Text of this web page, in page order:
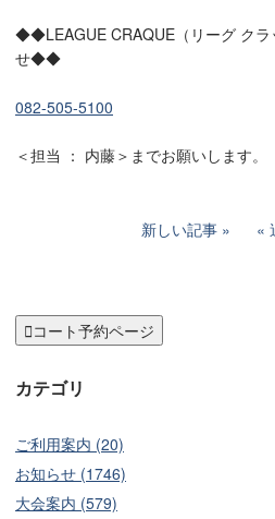
◆◆LEAGUE CRAQUE（リーグ クラ
せ◆◆
082-505-5100
＜担当 ： 内藤＞までお願いします。
新しい記事
コート予約ページ
カテゴリ
ご利用案内 (20)
お知らせ (1746)
大会案内 (579)